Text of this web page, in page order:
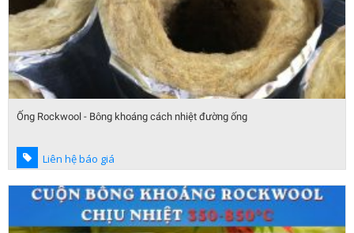
Ống Rockwool - Bông khoáng cách nhiệt đường ống
Liên hệ báo giá